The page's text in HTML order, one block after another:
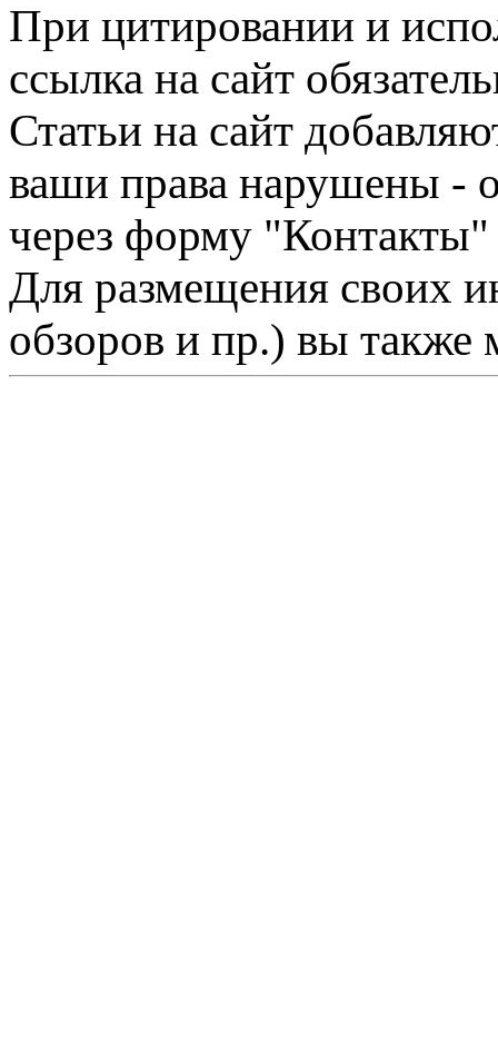
При цитировании и
ссылка на сайт
Статьи на сайт
ваши права нарушены -
через форму "Контакты"
Для размещения своих
обзоров и пр.) вы также